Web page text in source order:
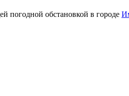
погодной обстановкой в городе